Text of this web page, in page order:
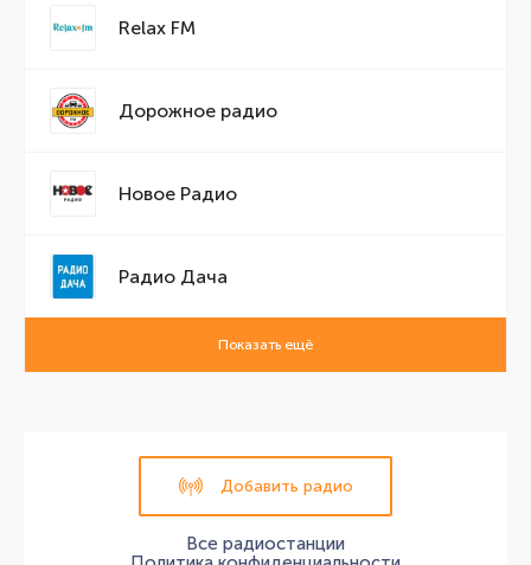
Relax FM
Дорожное радио
Новое Радио
Радио Дача
Показать ещё
Добавить радио
Все радиостанции